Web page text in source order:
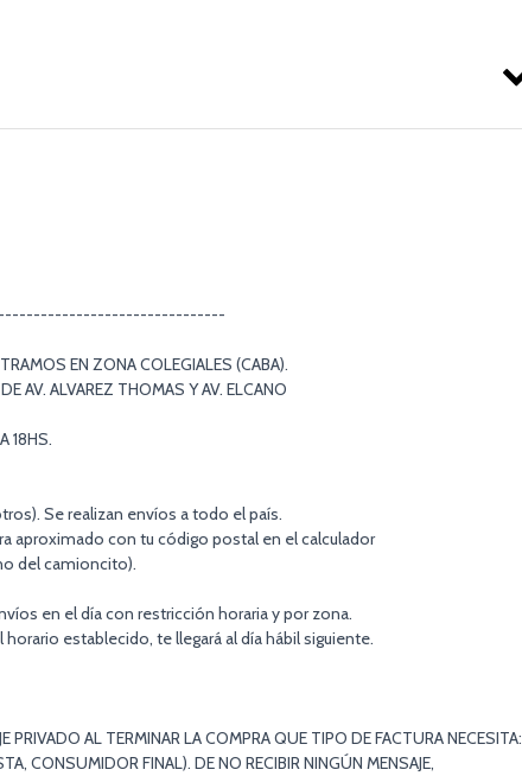
EN ZONA COLEGIALES (CABA).
AV. ALVAREZ THOMAS Y AV. ELCANO
18HS.
Se realizan envíos a todo el país.
aproximado con tu código postal en el calculador
del camioncito).
en el día con restricción horaria y por zona.
establecido, te llegará al día hábil siguiente.
PRIVADO AL TERMINAR LA COMPRA QUE TIPO DE FACTURA NECESITA:
CONSUMIDOR FINAL). DE NO RECIBIR NINGÚN MENSAJE,